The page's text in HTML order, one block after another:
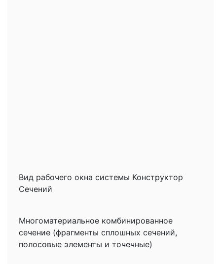
Вид рабочего окна системы Конструктор
Сечений
Многоматериальное комбинированное
сечение (фрагменты сплошных сечений,
полосовые элементы и точечные)